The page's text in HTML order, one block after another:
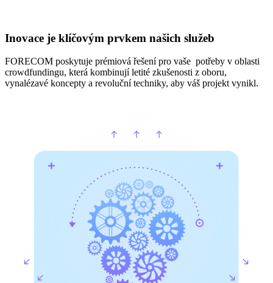
Inovace je klíčovým prvkem našich služeb
FORECOM poskytuje prémiová řešení pro vaše potřeby v oblasti
crowdfundingu, která kombinují letité zkušenosti z oboru,
vynalézavé koncepty a revoluční techniky, aby váš projekt vynikl.